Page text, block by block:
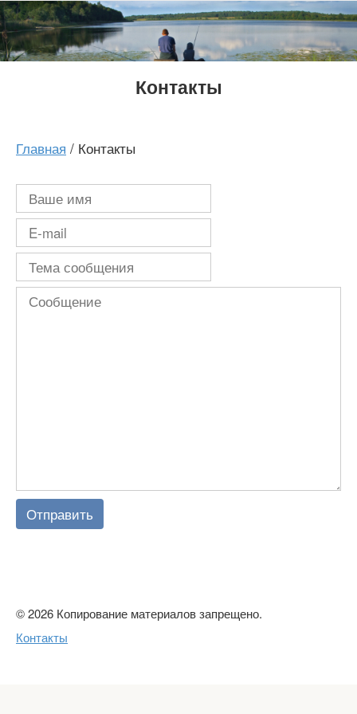
Перейти
к
контенту
Контакты
Главная / Контакты
Отправить
© 2026 Копирование материалов запрещено.
Контакты